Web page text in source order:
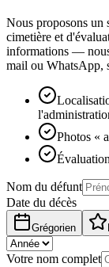
Nous proposons un
cimetière et
informations —
mail ou WhatsApp,
Photos «
Nom du défunt
Date du décès
Grégorien
Votre nom complet